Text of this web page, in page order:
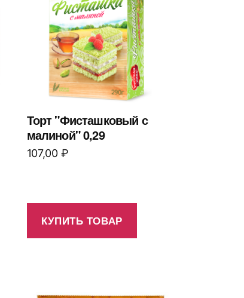
Торт "Фисташковый с
малиной" 0,29
107,00 ₽
КУПИТЬ ТОВАР